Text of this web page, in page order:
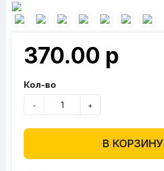
370.00 р
Кол-во
- +
В КОРЗИНУ